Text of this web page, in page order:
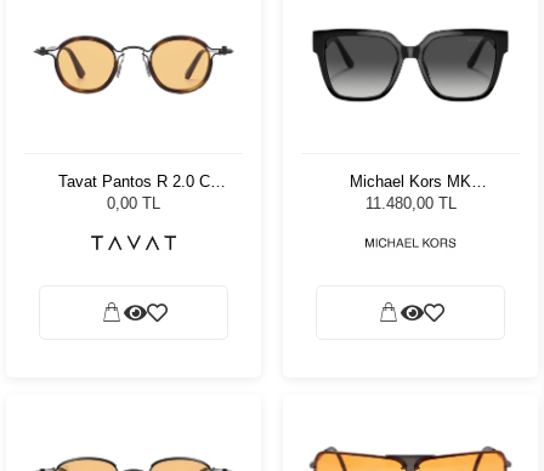
Tavat Pantos R 2.0 C
SC119 Col BTH-SO
0,00 TL
Michael Kors MK
0MK2170U 30058G 54
11.480,00 TL